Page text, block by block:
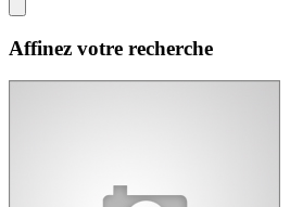
Affinez votre recherche